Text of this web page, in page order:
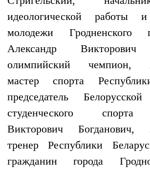
идеологической
молодежи Гродненского
Александр Викторович
олимпийский чемпион,
мастер спорта
председатель
студенческого спорта
Викторович Богданович,
тренер Республики
гражданин города